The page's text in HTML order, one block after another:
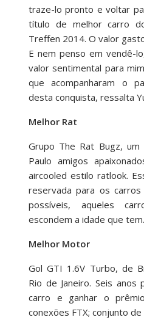
traze-lo pronto e voltar
título de melhor carro
Treffen 2014. O valor
E nem penso em vendê-
valor sentimental para
que acompanharam o
desta conquista, ressalta
Melhor Rat
Grupo The Rat Bugz, um
Paulo amigos
aircooled estilo ratlook.
reservada para os carros
possíveis, aqueles
escondem a idade que tem.
Melhor Motor
Gol GTI 1.6V Turbo, de
Rio de Janeiro. Seis anos
carro e ganhar o
conexões FTX; conjunto